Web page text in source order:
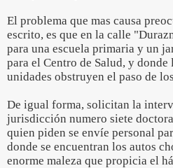
El problema que mas causa
escrito, es que en la calle
para una escuela primaria y un
para el Centro de Salud, y donde
unidades obstruyen el paso de
De igual forma, solicitan la
jurisdicción numero siete doctora
quien piden se envíe personal
donde se encuentran los autos
enorme maleza que propicia el